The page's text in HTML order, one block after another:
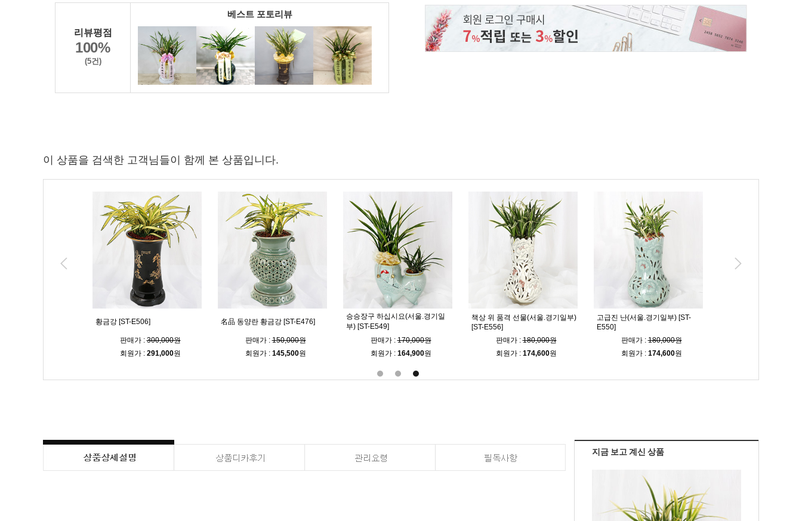
리뷰평점
100%
(5건)
베스트 포토리뷰
이 상품을 검색한 고객님들이 함께 본 상품입니다.
황금강 [ST-E506]
판매가 :300,000원
회원가 : 291,000원
名品 동양란 황금강 [ST-E476]
판매가 :150,000원
회원가 : 145,500원
승승장구 하십시요(서울.경기일
부) [ST-E549]
판매가 :170,000원
회원가 : 164,900원
책상 위 품격 선물(서울.경기일부)
[ST-E556]
판매가 :180,000원
회원가 : 174,600원
고급진 난(서울.경기일부) [ST-
E550]
판매가 :180,000원
회원가 : 174,600원
지금 보고 계신 상품